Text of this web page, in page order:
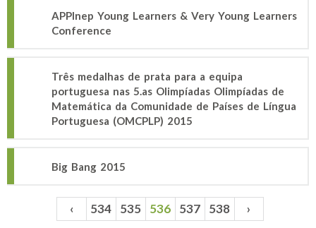
APPInep Young Learners & Very Young Learners
Conference
Três medalhas de prata para a equipa
portuguesa nas 5.as Olimpíadas Olimpíadas de
Matemática da Comunidade de Países de Língua
Portuguesa (OMCPLP) 2015
Big Bang 2015
Páginas ‹ 534 535 536 537 538 ›